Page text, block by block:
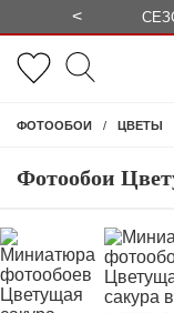
<
ФОТООБОИ ЦВЕТЫ
Фотообои